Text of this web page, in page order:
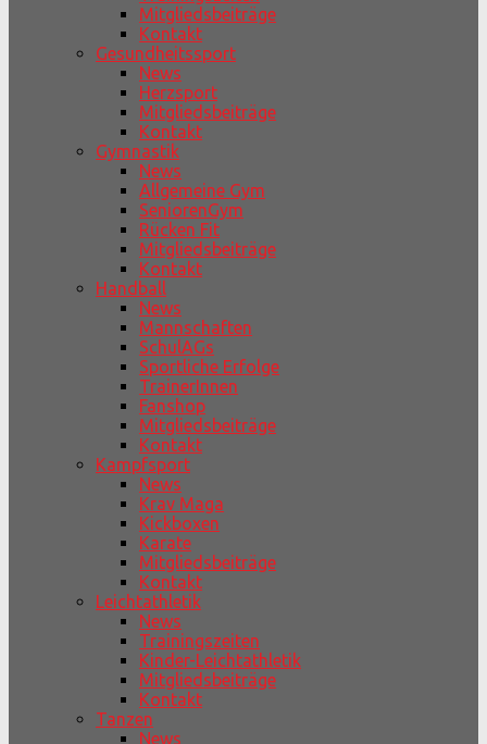
Mitgliedsbeiträge
Kontakt
Gesundheitssport
News
Herzsport
Mitgliedsbeiträge
Kontakt
Gymnastik
News
Allgemeine Gym
SeniorenGym
Rücken Fit
Mitgliedsbeiträge
Kontakt
Handball
News
Mannschaften
SchulAGs
Sportliche Erfolge
TrainerInnen
Fanshop
Mitgliedsbeiträge
Kontakt
Kampfsport
News
Krav Maga
Kickboxen
Karate
Mitgliedsbeiträge
Kontakt
Leichtathletik
News
Trainingszeiten
Kinder-Leichtathletik
Mitgliedsbeiträge
Kontakt
Tanzen
News